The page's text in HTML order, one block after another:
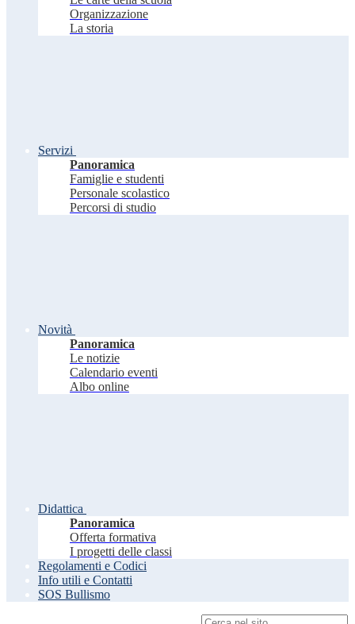
Organizzazione
La storia
Servizi
Panoramica
Famiglie e studenti
Personale scolastico
Percorsi di studio
Novità
Panoramica
Le notizie
Calendario eventi
Albo online
Didattica
Panoramica
Offerta formativa
I progetti delle classi
Regolamenti e Codici
Info utili e Contatti
SOS Bullismo